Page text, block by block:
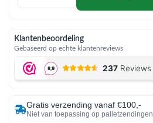
Klantenbeoordeling
Gebaseerd op echte klantenreviews
Gratis verzending vanaf €100,-
Niet van toepassing op palletzendingen